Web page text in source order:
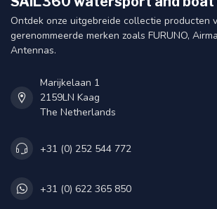
Ontdek onze uitgebreide collectie producten
gerenommeerde merken zoals FURUNO,
Antennas.
Marijkelaan 1
2159LN Kaag
The Netherlands
+31 (0) 252 544 772
+31 (0) 622 365 850